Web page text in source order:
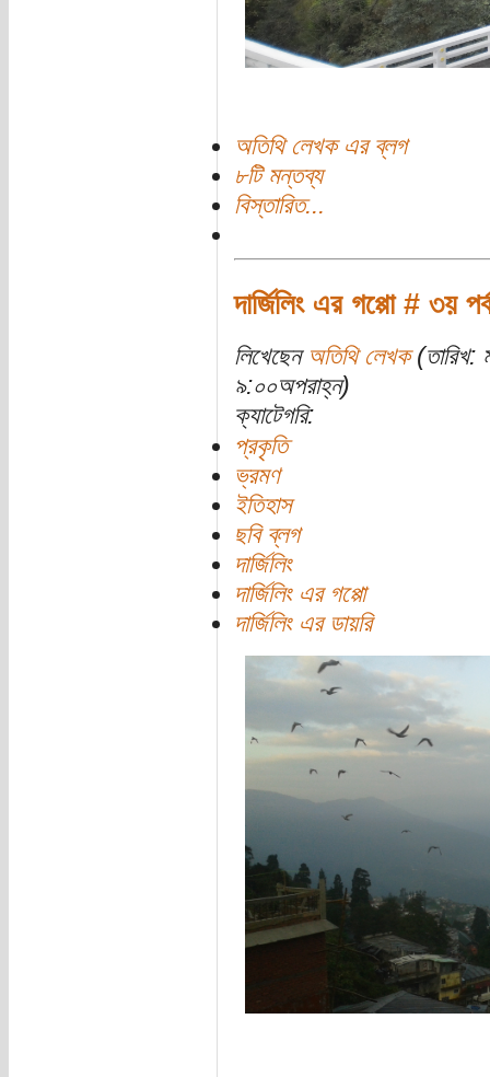
অতিথি লেখক এর ব্লগ
৮টি মন্তব্য
বিস্তারিত...
দার্জিলিং এর গপ্পো # ৩য়
লিখেছেন অতিথি লেখক(তারিখ:
৯:০০অপরাহ্ন)
ক্যাটেগরি:
প্রকৃতি
ভ্রমণ
ইতিহাস
ছবি ব্লগ
দার্জিলিং
দার্জিলিং এর গপ্পো
দার্জিলিং এর ডায়রি